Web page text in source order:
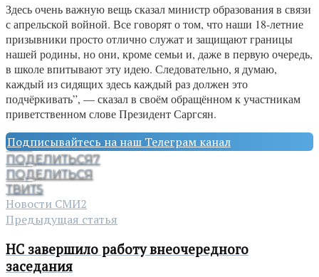
Здесь очень важную вещь сказал министр образования в связи
с апрельской войной. Все говорят о том, что наши 18-летние
призывники просто отлично служат и защищают границы
нашей родины, но они, кроме семьи и, даже в первую очередь,
в школе впитывают эту идею. Следовательно, я думаю,
каждый из сидящих здесь каждый раз должен это
подчёркивать”, — сказал в своём обращённом к участникам
приветственном слове Президент Саргсян.
Подписывайтесь на наш Телеграм канал
ПОДЕЛИТЬСЯ7
ПОДЕЛИТЬСЯ
ТВИТ5
Новости СМИ2
Предыдущая статья
НС завершило работу внеочередного
заседания